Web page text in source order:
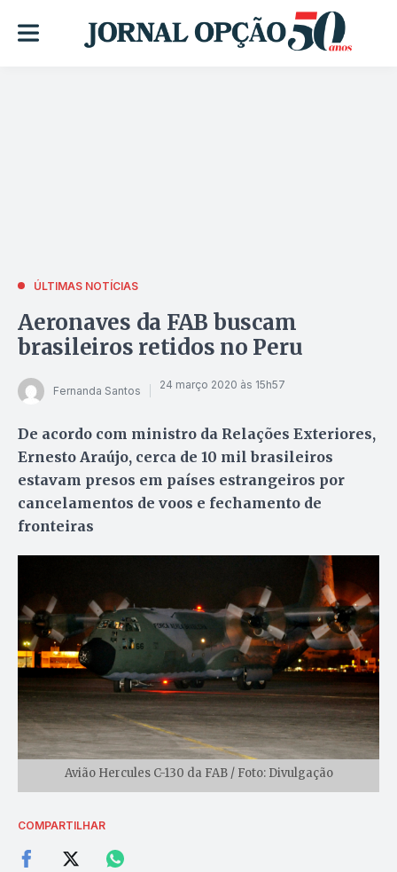
ÚLTIMAS NOTÍCIAS
Aeronaves da FAB buscam
brasileiros retidos no Peru
Fernanda Santos 24 março 2020 às 15h57
De acordo com ministro da Relações Exteriores,
Ernesto Araújo, cerca de 10 mil brasileiros
estavam presos em países estrangeiros por
cancelamentos de voos e fechamento de
fronteiras
Avião Hercules C-130 da FAB / Foto: Divulgação
COMPARTILHAR